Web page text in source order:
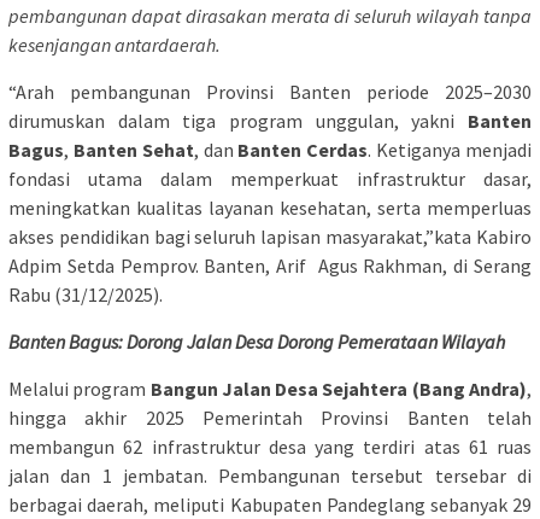
pembangunan dapat dirasakan merata di seluruh wilayah tanpa
kesenjangan antardaerah.
“Arah pembangunan Provinsi Banten periode 2025–2030
dirumuskan dalam tiga program unggulan, yakni Banten
Bagus, Banten Sehat, dan Banten Cerdas. Ketiganya menjadi
fondasi utama dalam memperkuat infrastruktur dasar,
meningkatkan kualitas layanan kesehatan, serta memperluas
akses pendidikan bagi seluruh lapisan masyarakat,”kata Kabiro
Adpim Setda Pemprov. Banten, Arif Agus Rakhman, di Serang
Rabu (31/12/2025).
Banten Bagus: Dorong Jalan Desa Dorong Pemerataan Wilayah
Melalui program Bangun Jalan Desa Sejahtera (Bang Andra),
hingga akhir 2025 Pemerintah Provinsi Banten telah
membangun 62 infrastruktur desa yang terdiri atas 61 ruas
jalan dan 1 jembatan. Pembangunan tersebut tersebar di
berbagai daerah, meliputi Kabupaten Pandeglang sebanyak 29